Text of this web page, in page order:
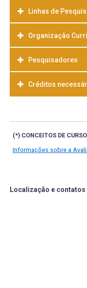
Linhas de
Organização
Pesquisadores
Créditos
(*) CONCEITOS DE
Informações sobre a
Localização e contatos